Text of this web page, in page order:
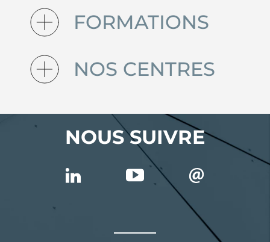
FORMATIONS
NOS CENTRES
NOUS SUIVRE